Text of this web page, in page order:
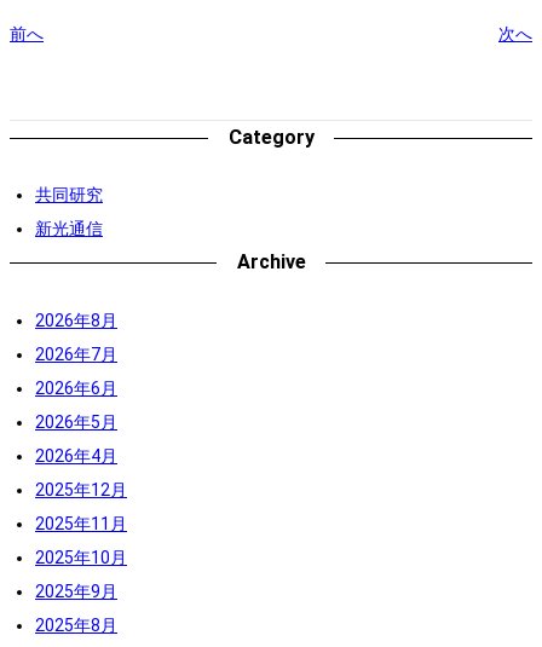
前へ 次へ
Category
共同研究
新光通信
Archive
2026年8月
2026年7月
2026年6月
2026年5月
2026年4月
2025年12月
2025年11月
2025年10月
2025年9月
2025年8月